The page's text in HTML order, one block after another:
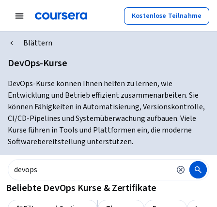
Kostenlose Teilnahme
Blättern
DevOps-Kurse
DevOps-Kurse können Ihnen helfen zu lernen, wie
Entwicklung und Betrieb effizient zusammenarbeiten. Sie
können Fähigkeiten in Automatisierung, Versionskontrolle,
CI/CD-Pipelines und Systemüberwachung aufbauen. Viele
Kurse führen in Tools und Plattformen ein, die moderne
Softwarebereitstellung unterstützen.
Beliebte DevOps Kurse & Zertifikate